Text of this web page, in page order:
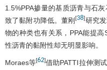
1.5%PPA掺量的基质沥青与石
致了黏附功降低。董刚[38]研究
物的种类也有关系，PPA能提
性沥青的黏附性却无明显影响。
Moraes等[62]借助PATTI拉伸测